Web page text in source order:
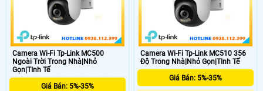
ngoài Plastic IP 67 sử dụng bền bỉ
lâu dài.
Camera Wi-Fi Tp-Link MC500
Ngoài Trời Trong Nhà|Nhỏ
Gọn|TInh Tế
Giá Bán: 5%-35%
Camera Wi-Fi Tp-Link MC510 356
Độ Trong Nhà|Nhỏ Gọn|TInh Tế
Giá Bán: 5%-35%